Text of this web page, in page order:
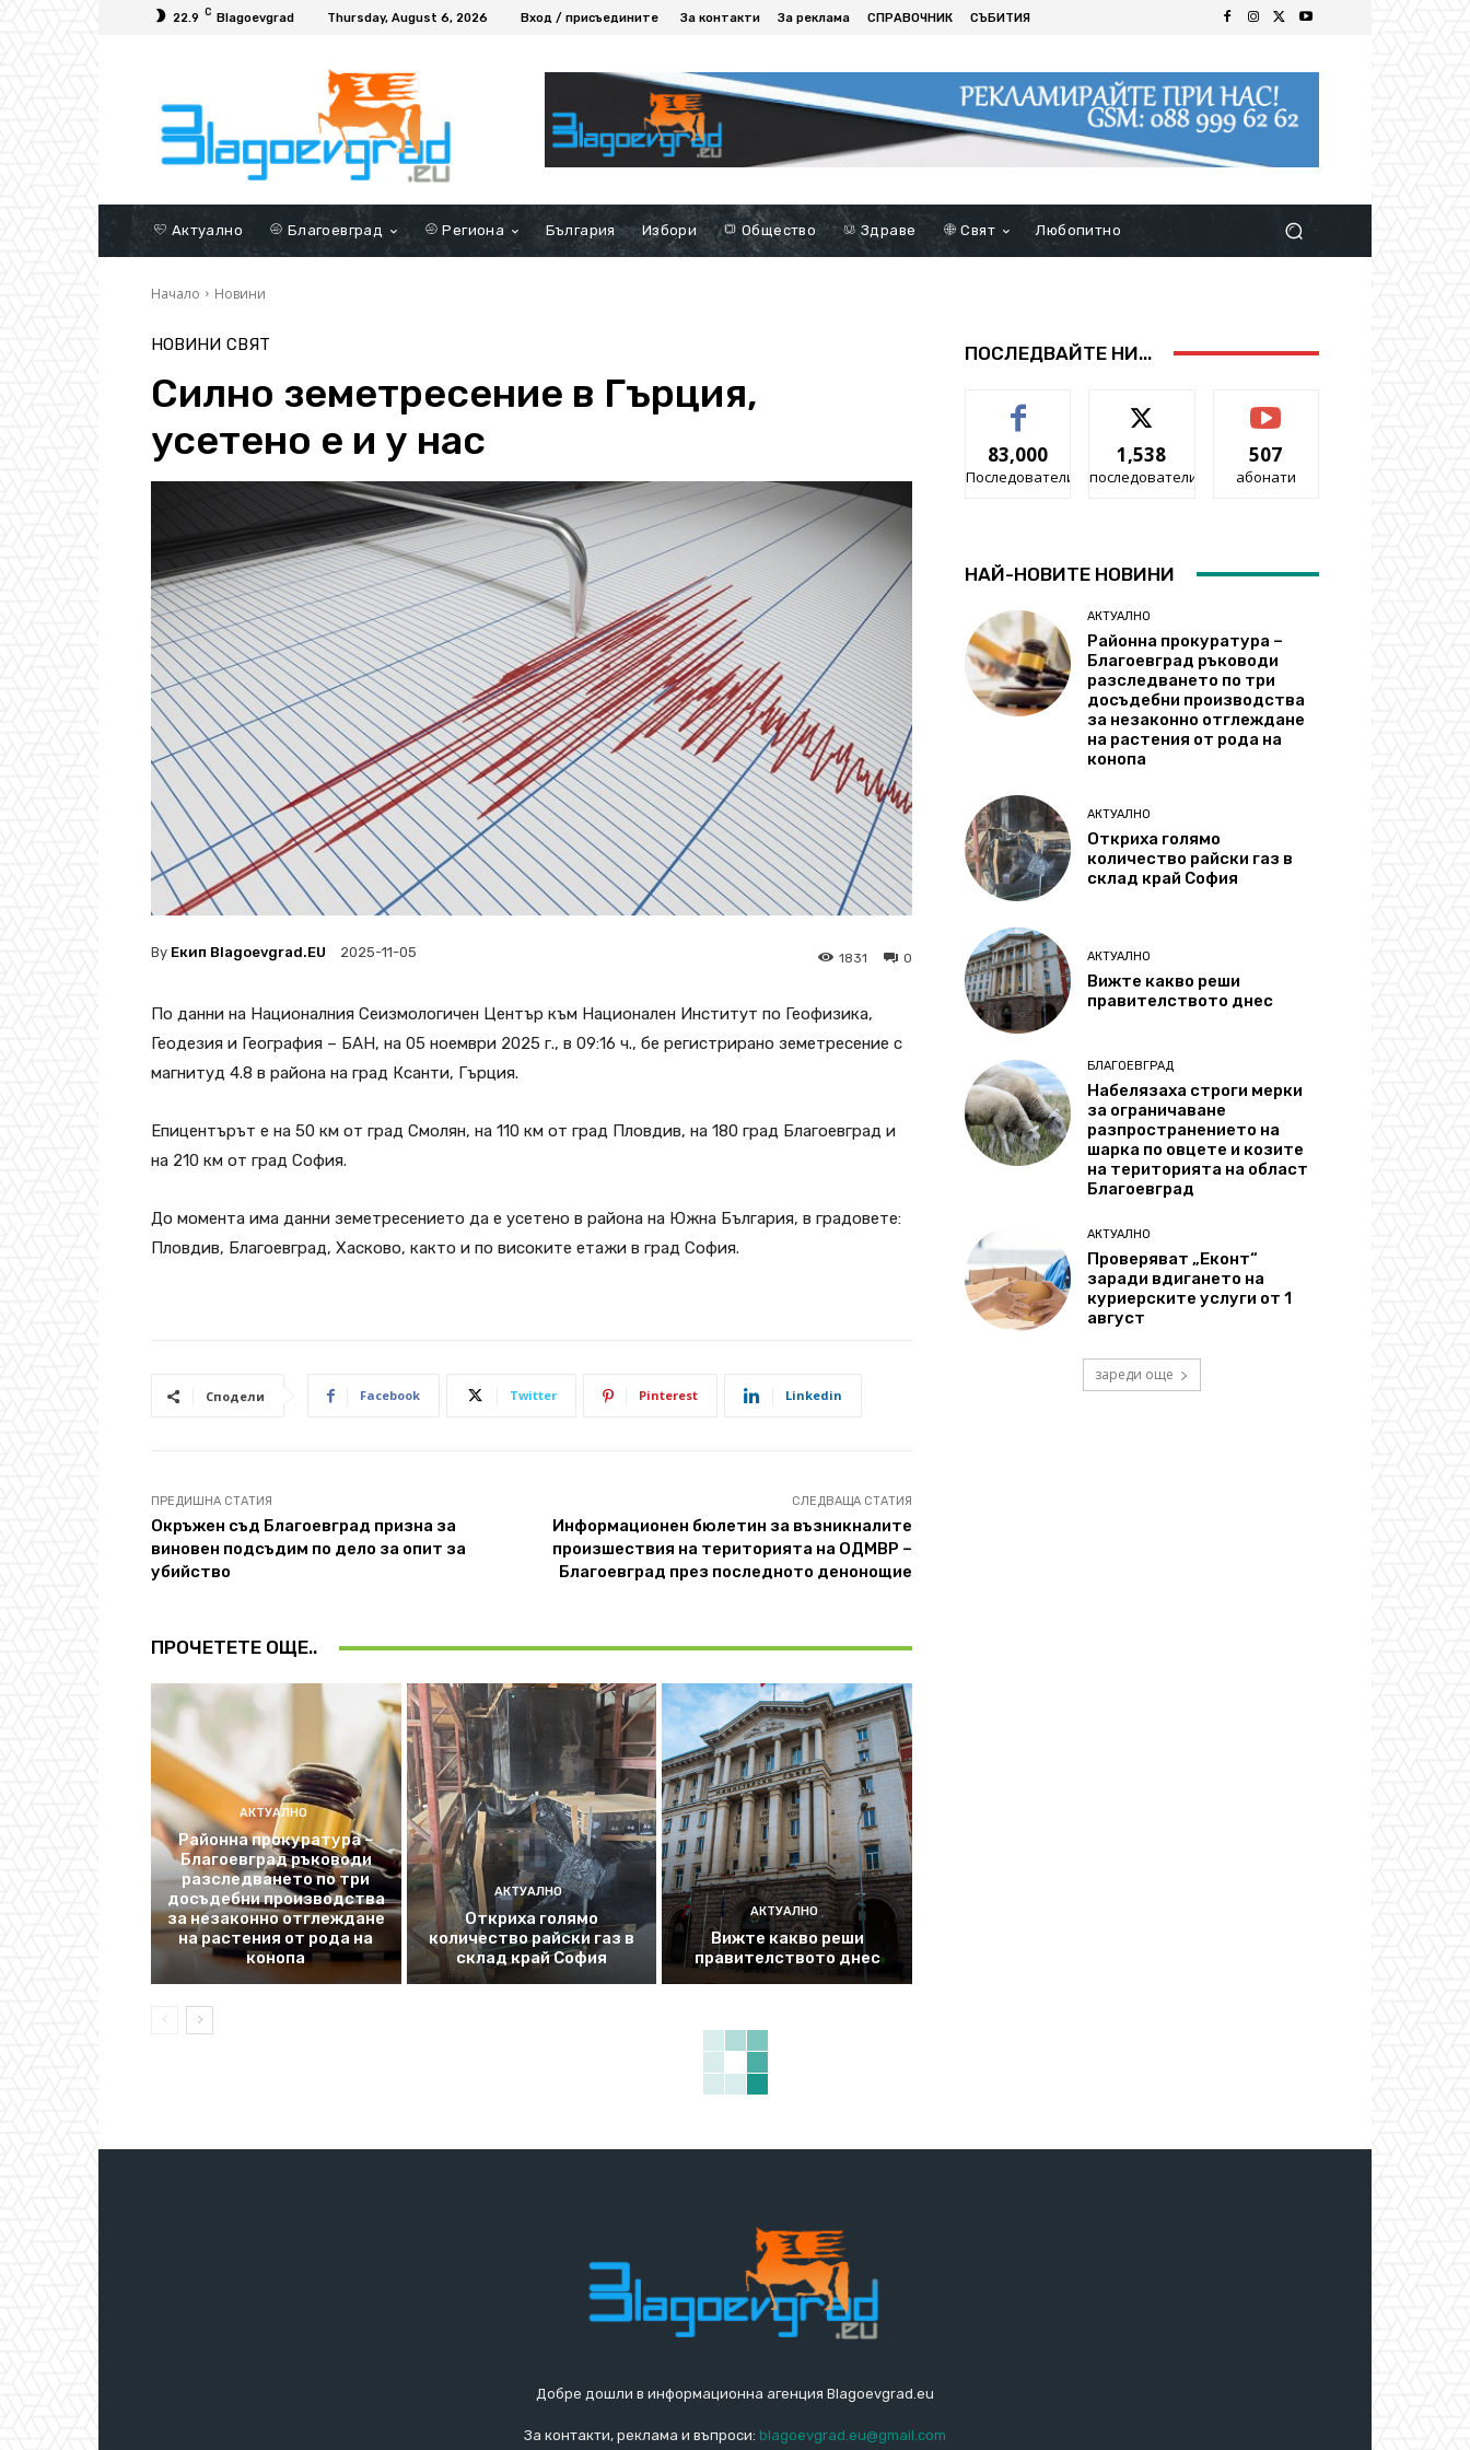
22.9 C Blagoevgrad Thursday, August 6, 2026 Вход / присъедините За контакти За реклама СПРАВОЧНИК СЪБИТИЯ
Актуално Благоевград Региона България Избори Общество Здраве Свят Любопитно
Начало Новини
НОВИНИ СВЯТ
Силно земетресение в Гърция,
усетено е и у нас
By Екип Blagoevgrad.EU 2025-11-05 0
1831
По данни на Националния Сеизмологичен Център към Национален Институт по Геофизика,
Геодезия и География – БАН, на 05 ноември 2025 г., в 09:16 ч., бе регистрирано земетресение с
магнитуд 4.8 в района на град Ксанти, Гърция.
Епицентърът е на 50 км от град Смолян, на 110 км от град Пловдив, на 180 град Благоевград и
на 210 км от град София.
До момента има данни земетресението да е усетено в района на Южна България, в градовете:
Пловдив, Благоевград, Хасково, както и по високите етажи в град София.
Сподели Facebook Twitter Pinterest Linkedin
ПРЕДИШНА СТАТИЯ
Окръжен съд Благоевград призна за
виновен подсъдим по дело за опит за
убийство
СЛЕДВАЩА СТАТИЯ
Информационен бюлетин за възникналите
произшествия на територията на ОДМВР –
Благоевград през последното денонощие
ПРОЧЕТЕТЕ ОЩЕ..
АКТУАЛНО
Районна прокуратура –
Благоевград ръководи
разследването по три
досъдебни производства
за незаконно отглеждане
на растения от рода на
конопа
АКТУАЛНО
Откриха голямо
количество райски газ в
склад край София
АКТУАЛНО
Вижте какво реши
правителството днес
ПОСЛЕДВАЙТЕ НИ...
83,000
Последователи
1,538
последователи
507
абонати
НАЙ-НОВИТЕ НОВИНИ
АКТУАЛНО
Районна прокуратура –
Благоевград ръководи
разследването по три
досъдебни производства
за незаконно отглеждане
на растения от рода на
конопа
АКТУАЛНО
Откриха голямо
количество райски газ в
склад край София
АКТУАЛНО
Вижте какво реши
правителството днес
БЛАГОЕВГРАД
Набелязаха строги мерки
за ограничаване
разпространението на
шарка по овцете и козите
на територията на област
Благоевград
АКТУАЛНО
Проверяват „Еконт“
заради вдигането на
куриерските услуги от 1
август
зареди още
Добре дошли в информационна агенция Blagoevgrad.eu
За контакти, реклама и въпроси: blagoevgrad.eu@gmail.com